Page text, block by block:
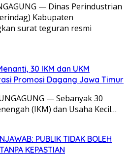
— Dinas Perindustrian
Kabupaten
surat teguran resmi
30 IKM dan UKM
Promosi Dagang Jawa Timur
— Sebanyak 30
(IKM) dan Usaha Kecil…
PUBLIK TIDAK BOLEH
KEPASTIAN